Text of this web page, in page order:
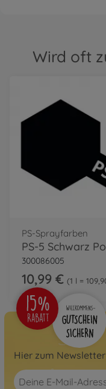
Wird oft
PS-Sprayfarben
300086005
10,99 € 1 l =
Hier zum